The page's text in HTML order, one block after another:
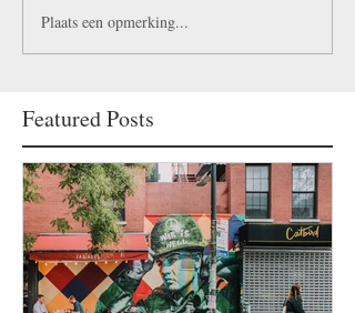
Plaats een opmerking...
Featured Posts